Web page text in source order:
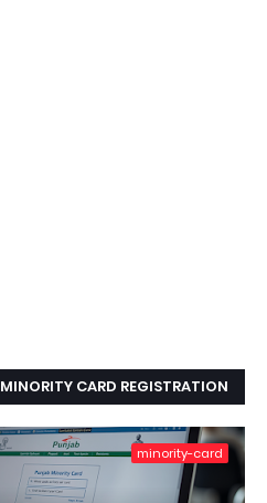
MINORITY CARD REGISTRATION
minority-card